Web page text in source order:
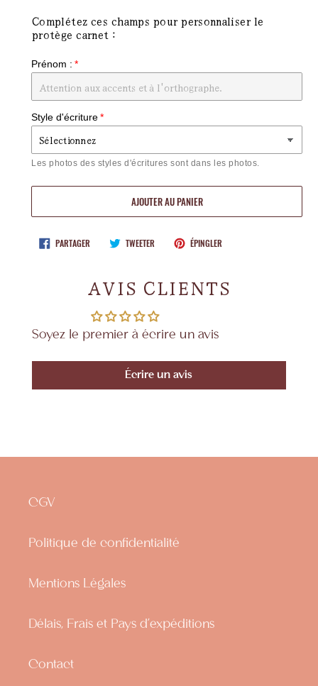
Complétez ces champs pour personnaliser le
protège carnet :
Prénom :
Style d'écriture
Les photos des styles d'écritures sont dans les photos.
AJOUTER AU PANIER
Ajout
panier
PARTAGER PARTAGER
SUR
TWEETER TWEETER
SUR
ÉPINGLER
SUR
AVIS CLIENTS
Soyez le premier à écrire un avis
Écrire un avis
CGV
Politique de confidentialité
Mentions Légales
Délais, Frais et Pays d'expéditions
Contact